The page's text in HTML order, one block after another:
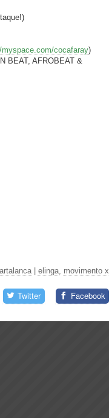
myspace.com/cocafaray)
BEAT, AFROBEAT &
| elinga, movimento x
Twitter Facebook